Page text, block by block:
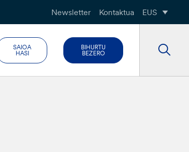
Newsletter Kontaktua EUS
SAIOA
HASI
BIHURTU
BEZERO